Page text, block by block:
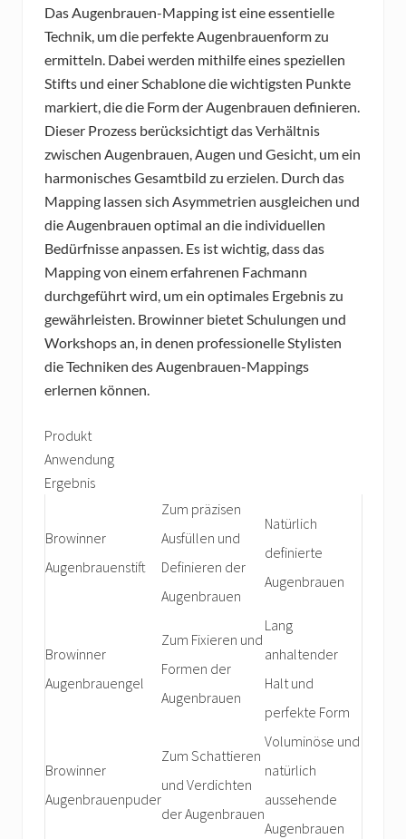
Das Augenbrauen-Mapping ist eine essentielle
Technik, um die perfekte Augenbrauenform zu
ermitteln. Dabei werden mithilfe eines speziellen
Stifts und einer Schablone die wichtigsten Punkte
markiert, die die Form der Augenbrauen definieren.
Dieser Prozess berücksichtigt das Verhältnis
zwischen Augenbrauen, Augen und Gesicht, um ein
harmonisches Gesamtbild zu erzielen. Durch das
Mapping lassen sich Asymmetrien ausgleichen und
die Augenbrauen optimal an die individuellen
Bedürfnisse anpassen. Es ist wichtig, dass das
Mapping von einem erfahrenen Fachmann
durchgeführt wird, um ein optimales Ergebnis zu
gewährleisten. Browinner bietet Schulungen und
Workshops an, in denen professionelle Stylisten
die Techniken des Augenbrauen-Mappings
erlernen können.
Produkt
Anwendung
Ergebnis
Browinner
Augenbrauenstift
Zum präzisen
Ausfüllen und
Definieren der
Augenbrauen
Natürlich
definierte
Augenbrauen
Browinner
Augenbrauengel
Zum Fixieren und
Formen der
Augenbrauen
Lang
anhaltender
Halt und
perfekte Form
Browinner
Augenbrauenpuder
Zum Schattieren
und Verdichten
der Augenbrauen
Voluminöse und
natürlich
aussehende
Augenbrauen